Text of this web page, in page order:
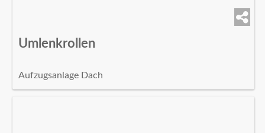
Umlenkrollen
Aufzugsanlage Dach